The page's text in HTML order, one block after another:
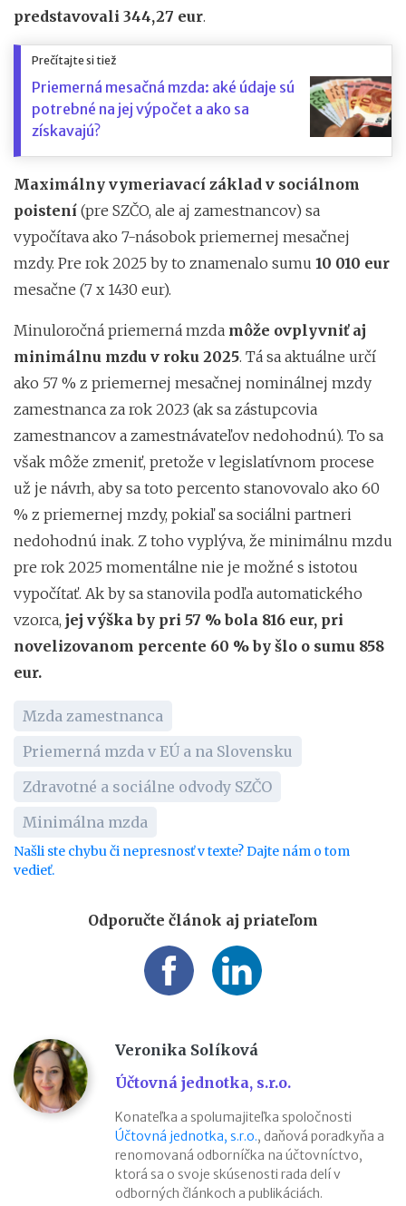
predstavovali 344,27 eur.
Prečítajte si tiež
Priemerná mesačná mzda: aké údaje sú
potrebné na jej výpočet a ako sa
získavajú?
Maximálny vymeriavací základ v sociálnom
poistení (pre SZČO, ale aj zamestnancov) sa
vypočítava ako 7-násobok priemernej mesačnej
mzdy. Pre rok 2025 by to znamenalo sumu 10 010 eur
mesačne (7 x 1430 eur).
Minuloročná priemerná mzda môže ovplyvniť aj
minimálnu mzdu v roku 2025. Tá sa aktuálne určí
ako 57 % z priemernej mesačnej nominálnej mzdy
zamestnanca za rok 2023 (ak sa zástupcovia
zamestnancov a zamestnávateľov nedohodnú). To sa
však môže zmeniť, pretože v legislatívnom procese
už je návrh, aby sa toto percento stanovovalo ako 60
% z priemernej mzdy, pokiaľ sa sociálni partneri
nedohodnú inak. Z toho vyplýva, že minimálnu mzdu
pre rok 2025 momentálne nie je možné s istotou
vypočítať. Ak by sa stanovila podľa automatického
vzorca, jej výška by pri 57 % bola 816 eur, pri
novelizovanom percente 60 % by šlo o sumu 858
eur.
Mzda zamestnanca
Priemerná mzda v EÚ a na Slovensku
Zdravotné a sociálne odvody SZČO
Minimálna mzda
Našli ste chybu či nepresnosť v texte? Dajte nám o tom
vedieť.
Odporučte článok aj priateľom
Veronika Solíková
Účtovná jednotka, s.r.o.
Konateľka a spolumajiteľka spoločnosti
Účtovná jednotka, s.r.o., daňová poradkyňa a
renomovaná odborníčka na účtovníctvo,
ktorá sa o svoje skúsenosti rada delí v
odborných článkoch a publikáciách.